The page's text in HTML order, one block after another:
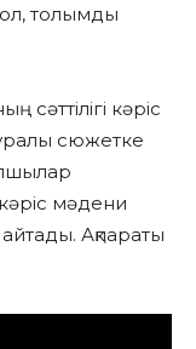
толымды
кәріс
сюжетке
мәдени
айтады. Ақпараты